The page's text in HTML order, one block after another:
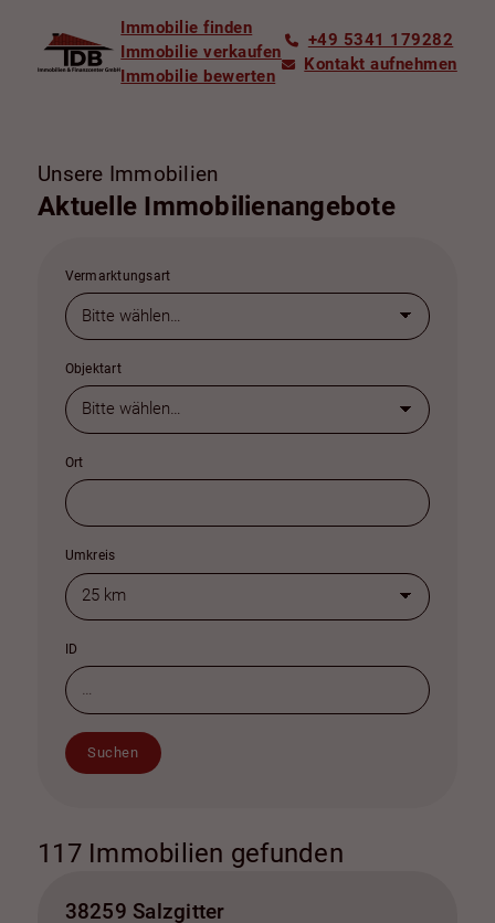
Immobilie finden
Immobilie verkaufen
Immobilie bewerten
+49 5341 179282
Kontakt aufnehmen
Unsere Immobilien
Aktuelle Immobilienangebote
Vermarktungsart
Objektart
Ort
Umkreis
ID
Suchen
117 Immobilien gefunden
38259 Salzgitter